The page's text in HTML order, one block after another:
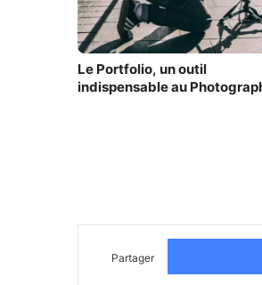
Le Portfolio, un outil
indispensable au
Partager